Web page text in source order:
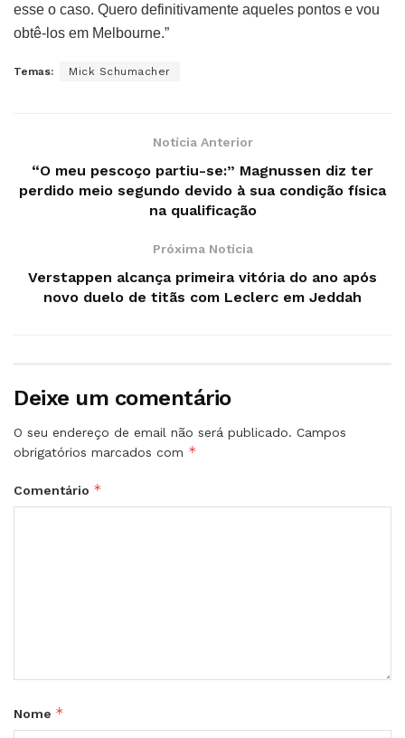
esse o caso. Quero definitivamente aqueles pontos e vou
obtê-los em Melbourne.”
Temas: Mick Schumacher
Notícia Anterior
“O meu pescoço partiu-se:” Magnussen diz ter
perdido meio segundo devido à sua condição física
na qualificação
Próxima Notícia
Verstappen alcança primeira vitória do ano após
novo duelo de titãs com Leclerc em Jeddah
Deixe um comentário
O seu endereço de email não será publicado. Campos
obrigatórios marcados com *
Comentário *
Nome *